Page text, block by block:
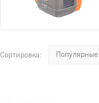
Сортировка: